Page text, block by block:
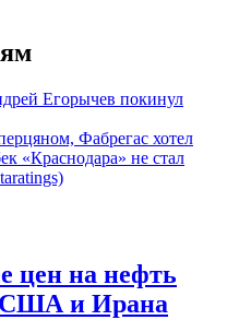
Егорычев покинул
Фабрегас хотел
«Краснодара» не стал
цен на нефть
США и Ирана